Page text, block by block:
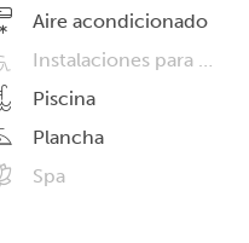
Aire acondicionado
Instalaciones para minusválidos
Piscina
Plancha
Spa